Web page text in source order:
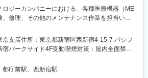
大級のGCTP／GMP準拠生産設備）
して今後より一層注力していくヘルスケア領域
業の更なる拡大に寄与できます。
国内最大規模のGMP施設を保有しています。
ロジーカンパニーにおける、各種医療機器（ME
、修理、その他のメンテナンス作業を担当いた
、メール等で商品やメンテナンス情報の提供。
び記録保管及び記録データの解析、故障診断
京支店住所：東京都新宿区西新宿4-15-7 パシフ
宿パークサイド4F受動喫煙対策：屋内全面禁煙
の定める事業所
都庁前駅、西新宿駅